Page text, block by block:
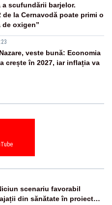
a scufundării barjelor.
de la Cernavodă poate primi o
de oxigen”
veste bună: Economia
crește în 2027, iar inflația va
scenariu favorabil
din sănătate în proiectul